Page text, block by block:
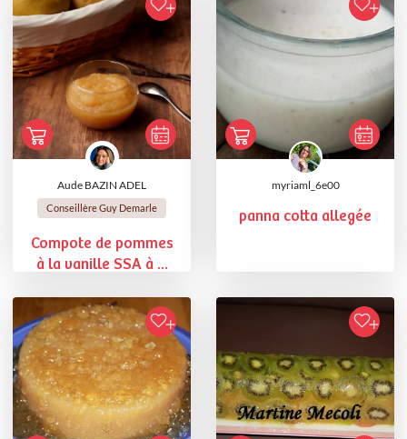
Aude BAZIN ADEL
Conseillère Guy Demarle
Compote de pommes
à la vanille SSA à ...
myriaml_6e00
panna cotta allegée